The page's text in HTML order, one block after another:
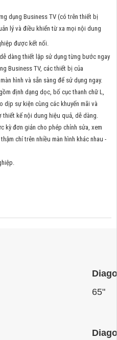
dụng Business TV (có trên thiết bị
lý và điều khiển từ xa mọi nội dung
được kết nối.
dàng thiết lập sử dụng từng bước ngay
Business TV, các thiết bị của
hình và sẵn sàng để sử dụng ngay.
định dạng dọc, bố cục thanh chữ L,
dịp sự kiện cùng các khuyến mãi và
kế nội dung hiệu quả, dễ dàng.
kỳ đơn giản cho phép chỉnh sửa, xem
chí trên nhiều màn hình khác nhau -
65"